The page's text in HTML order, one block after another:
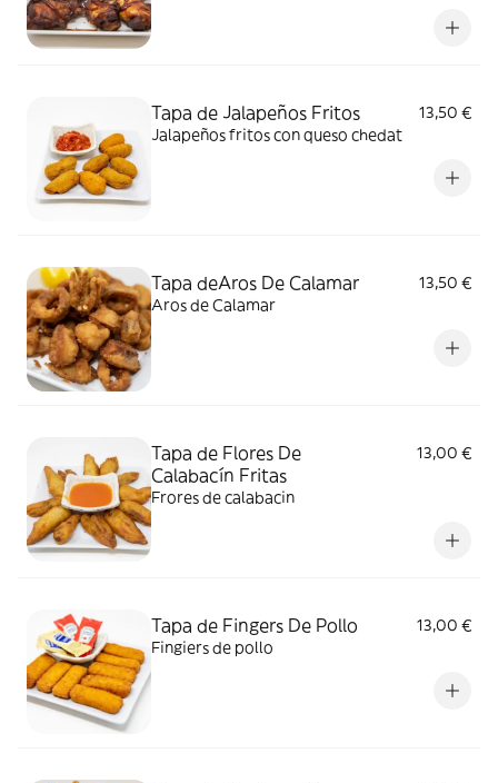
Tapa de Jalapeños Fritos
13,50 €
Jalapeños fritos con queso chedat
Tapa deAros De Calamar
13,50 €
Aros de Calamar
Tapa de Flores De
Calabacín Fritas
13,00 €
Frores de calabacin
Tapa de Fingers De Pollo
13,00 €
Fingiers de pollo